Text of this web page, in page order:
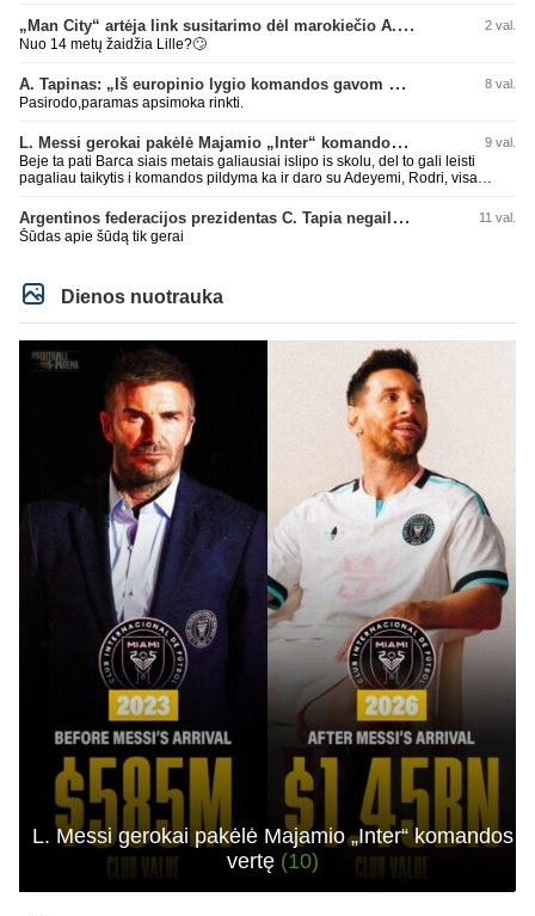
„Man City“ artėja link susitarimo dėl marokiečio A. Bouaddi persikėlimo 2 val.
Nuo 14 metų žaidžia Lille?🙄
A. Tapinas: „Iš europinio lygio komandos gavom gerų pamokų“ 8 val.
Pasirodo,paramas apsimoka rinkti.
L. Messi gerokai pakėlė Majamio „Inter“ komandos vertę 9 val.
Beje ta pati Barca siais metais galiausiai islipo is skolu, del to gali leisti
pagaliau taikytis i komandos pildyma ka ir daro su Adeyemi, Rodri, visa
Argentinos federacijos prezidentas C. Tapia negailėjo pagyrų G. Infantino 11 val.
Šūdas apie šūdą tik gerai
Dienos nuotrauka
L. Messi gerokai pakėlė Majamio „Inter“ komandos
vertę (10)